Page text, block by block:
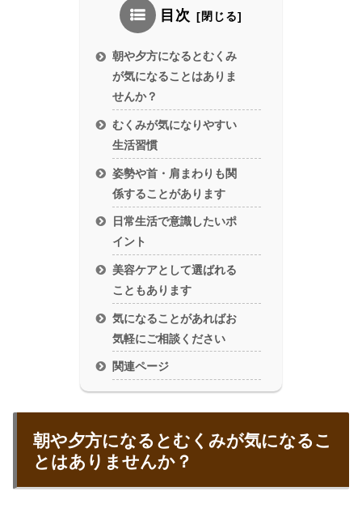
目次
朝や夕方になるとむくみ
が気になることはありま
せんか？
むくみが気になりやすい
生活習慣
姿勢や首・肩まわりも関
係することがあります
日常生活で意識したいポ
イント
美容ケアとして選ばれる
こともあります
気になることがあればお
気軽にご相談ください
関連ページ
朝や夕方になるとむくみが気になるこ
とはありませんか？